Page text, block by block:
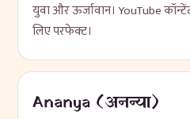
युवा और ऊर्जावान। YouTube
लिए परफेक्ट।
Ananya (अनन्या)